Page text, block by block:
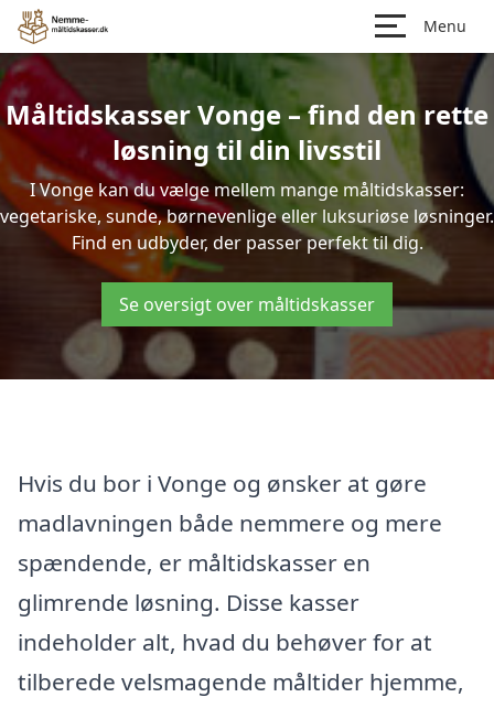
Menu
Måltidskasser Vonge – find den rette
løsning til din livsstil
I Vonge kan du vælge mellem mange måltidskasser:
vegetariske, sunde, børnevenlige eller luksuriøse løsninger.
Find en udbyder, der passer perfekt til dig.
Se oversigt over måltidskasser
Hvis du bor i Vonge og ønsker at gøre
madlavningen både nemmere og mere
spændende, er måltidskasser en
glimrende løsning. Disse kasser
indeholder alt, hvad du behøver for at
tilberede velsmagende måltider hjemme,